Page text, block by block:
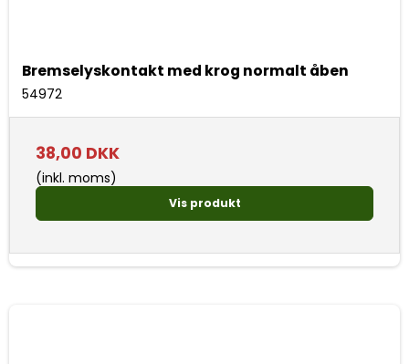
Bremselyskontakt med krog normalt åben
54972
38,00 DKK
(inkl. moms)
Vis produkt